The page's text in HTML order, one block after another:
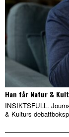
Han får Natur &
INSIKTSFULL.
& Kulturs